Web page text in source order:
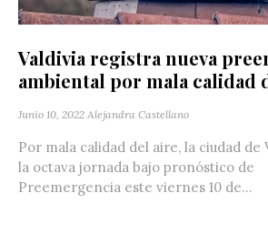
Valdivia registra nueva
ambiental por mala calidad
Junio 10, 2022 Alejandra Castellano
Por mala calidad del aire, la ciudad
la octava jornada bajo pronóstico de
Preemergencia este viernes 10 de...